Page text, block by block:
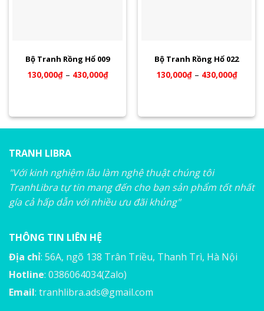
Bộ Tranh Rồng Hổ 009
130,000₫– 430,000₫
Bộ Tranh Rồng Hổ 022
130,000₫– 430,000₫
TRANH LIBRA
"Với kinh nghiệm lâu làm nghệ thuật chúng tôi
TranhLibra tự tin mang đến cho bạn sản phẩm tốt nhất
gía cả hấp dẫn với nhiều ưu đãi khủng"
THÔNG TIN LIÊN HỆ
Địa chỉ: 56A, ngõ 138 Trân Triều, Thanh Trì, Hà Nội
Hotline: 0386064034(Zalo)
Email: tranhlibra.ads@gmail.com